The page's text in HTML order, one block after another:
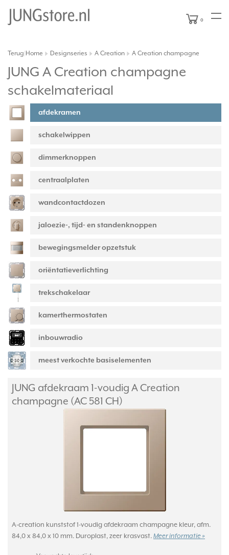
0
Terug Home Designseries A Creation A Creation champagne
JUNG A Creation champagne
schakelmateriaal
afdekramen
schakelwippen
dimmerknoppen
centraalplaten
wandcontactdozen
jaloezie-, tijd- en standenknoppen
bewegingsmelder opzetstuk
oriëntatieverlichting
trekschakelaar
kamerthermostaten
inbouwradio
meest verkochte basiselementen
JUNG afdekraam 1-voudig A Creation
champagne (AC 581 CH)
A-creation kunststof 1-voudig afdekraam champagne kleur, afm.
84,0 x 84,0 x 10 mm. Duroplast, zeer krasvast. Meer informatie »